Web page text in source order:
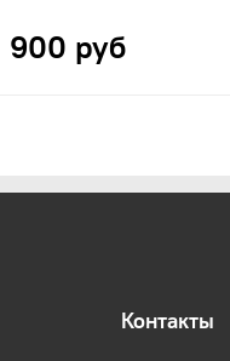
900 руб
Контакты